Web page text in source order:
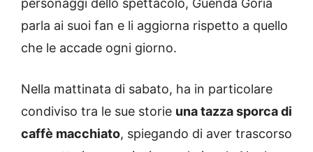
personaggi dello spettacolo, Guenda Goria
parla ai suoi fan e li aggiorna rispetto a quello
che le accade ogni giorno.
Nella mattinata di sabato, ha in particolare
condiviso tra le sue storie una tazza sporca di
caffè macchiato, spiegando di aver trascorso